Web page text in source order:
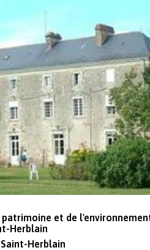
patrimoine et de
Herblain
Herblain